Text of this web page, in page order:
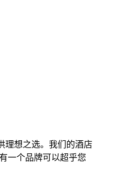
理想之选。我们的酒店
一个品牌可以超乎您